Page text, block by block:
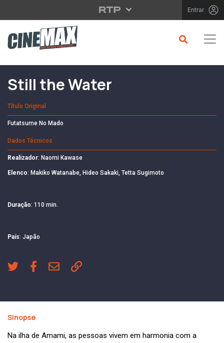
Saltar para o conteúdo principal Entrar
Filme em Cartaz
Still the Water
Título Original
Futatsume No Mado
Dados Técnicos
Realizador: Naomi Kawase
Elenco: Makiko Watanabe, Hideo Sakaki, Tetta Sugimoto
Duração: 110 min.
País: Japão
Sinopse
Na ilha de Amami, as pessoas vivem em harmonia com a